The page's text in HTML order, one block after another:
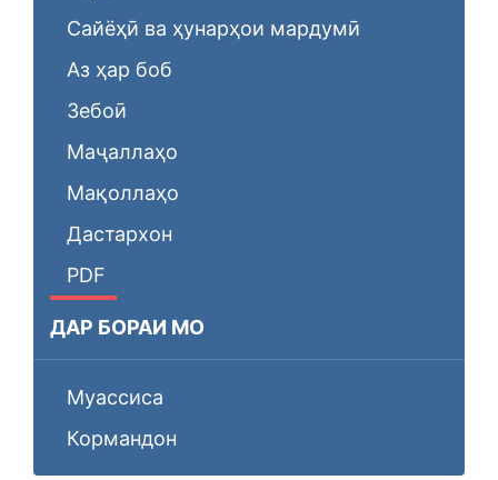
Сайёҳӣ ва ҳунарҳои мардумӣ
Аз ҳар боб
Зебоӣ
Маҷаллаҳо
Мақоллаҳо
Дастархон
PDF
ДАР БОРАИ МО
Муассиса
Кормандон